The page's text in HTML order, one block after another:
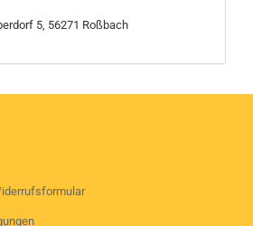
5, 56271 Roßbach